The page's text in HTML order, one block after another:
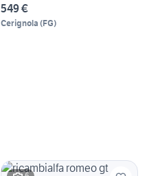
549 €
Cerignola (FG)